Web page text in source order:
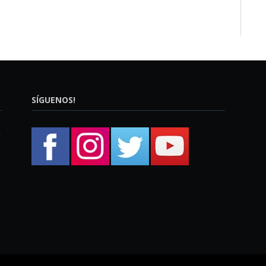
SÍGUENOS!